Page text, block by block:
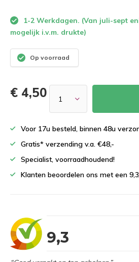
1-2 Werkdagen. (Van juli-sept
mogelijk i.v.m. drukte)
Op voorraad
€ 4,50
Voor 17u besteld, binnen 48u
Gratis* verzending v.a. €48,-
Specialist, voorraadhoudend!
Klanten beoordelen ons met een
9,3